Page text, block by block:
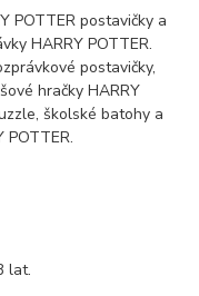
POTTER postavičky a
HARRY POTTER.
postavičky,
hračky HARRY
školské batohy a
POTTER.
lat.